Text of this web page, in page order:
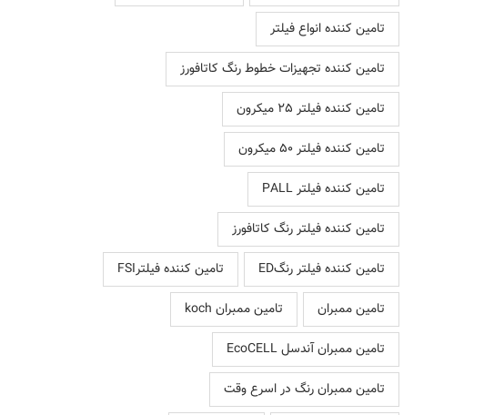
تامین کننده انواع فیلتر
تامین کننده تجهیزات خطوط رنگ کاتافورز
تامین کننده فیلتر 25 میکرون
تامین کننده فیلتر 50 میکرون
تامین کننده فیلتر PALL
تامین کننده فیلتر رنگ کاتافورز
تامین کننده فیلتر رنگED
تامین کننده فیلترFSI
تامین ممبران
تامین ممبران koch
تامین ممبران آندسل EcoCELL
تامین ممبران رنگ در اسرع وقت